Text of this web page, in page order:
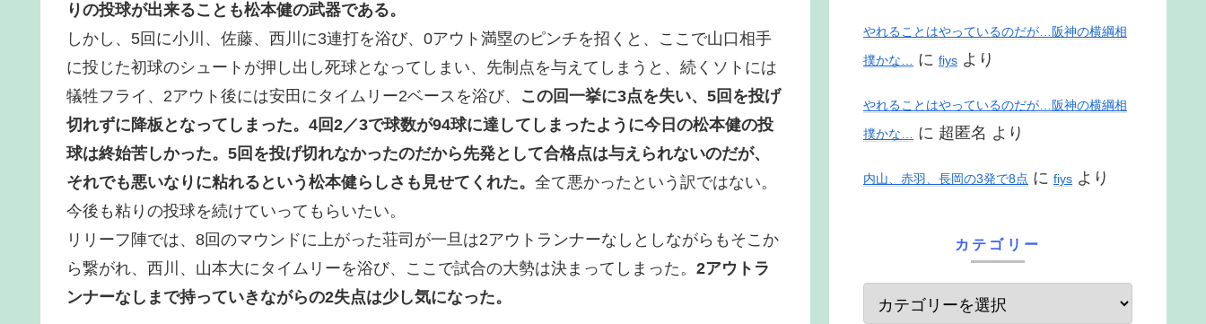
りの投球が出来ることも松本健の武器である。
しかし、5回に小川、佐藤、西川に3連打を浴び、0アウト満塁のピンチを招くと、ここで山口相手
に投じた初球のシュートが押し出し死球となってしまい、先制点を与えてしまうと、続くソトには
犠牲フライ、2アウト後には安田にタイムリー2ベースを浴び、 この回一挙に3点を失い、5回を投げ
切れずに降板となってしまった。4回2／3で球数が94球に達してしまったように今日の松本健の投
球は終始苦しかった。5回を投げ切れなかったのだから先発として合格点は与えられないのだが、
それでも悪いなりに粘れるという松本健らしさも見せてくれた。 全て悪かったという訳ではない。
今後も粘りの投球を続けていってもらいたい。
リリーフ陣では、8回のマウンドに上がった荘司が一旦は2アウトランナーなしとしながらもそこか
ら繋がれ、西川、山本大にタイムリーを浴び、ここで試合の大勢は決まってしまった。 2アウトラ
ンナーなしまで持っていきながらの2失点は少し気になった。
やれることはやっているのだが…阪神の横綱相
撲かな… に fiys より
やれることはやっているのだが…阪神の横綱相
撲かな… に 超匿名 より
内山、赤羽、長岡の3発で8点 に fiys より
カテゴリー